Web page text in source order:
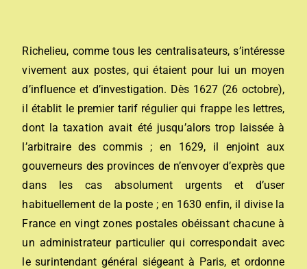
Richelieu, comme tous les centralisateurs, s’intéresse
vivement aux postes, qui étaient pour lui un moyen
d’influence et d’investigation. Dès 1627 (26 octobre),
il établit le premier tarif régulier qui frappe les lettres,
dont la taxation avait été jusqu’alors trop laissée à
l’arbitraire des commis ; en 1629, il enjoint aux
gouverneurs des provinces de n’envoyer d’exprès que
dans les cas absolument urgents et d’user
habituellement de la poste ; en 1630 enfin, il divise la
France en vingt zones postales obéissant chacune à
un administrateur particulier qui correspondait avec
le surintendant général siégeant à Paris, et ordonne